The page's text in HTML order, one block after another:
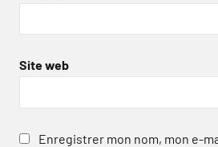
Site web
Enregistrer mon nom, mon e-